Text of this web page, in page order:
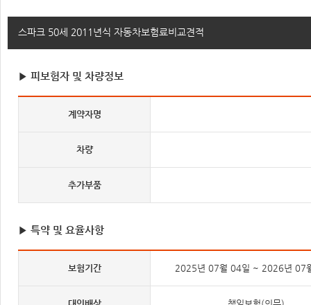
스파크 50세 2011년식 자동차보험료비교견적
▶ 피보험자 및 차량정보
계약자명
차량
추가부품
▶ 특약 및 요율사항
보험기간 2025년 07월 04일 ~ 2026년 07